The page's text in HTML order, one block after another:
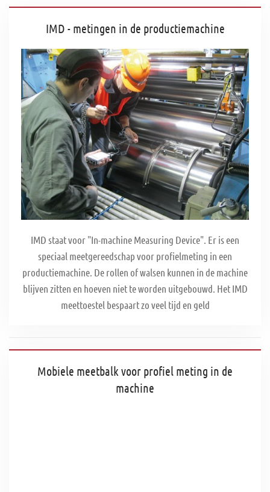
IMD - metingen in de productiemachine
IMD staat voor "In-machine Measuring Device". Er is een
speciaal meetgereedschap voor profielmeting in een
productiemachine. De rollen of walsen kunnen in de machine
blijven zitten en hoeven niet te worden uitgebouwd. Het IMD
meettoestel bespaart zo veel tijd en geld
Mobiele meetbalk voor profiel meting in de
machine